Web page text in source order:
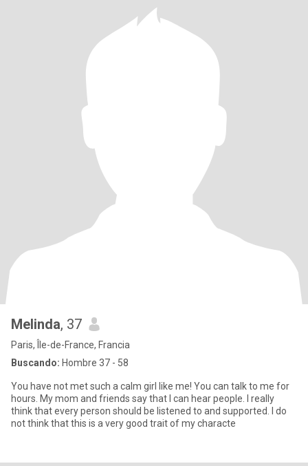
Melinda, 37
Paris, Île-de-France, Francia
Buscando: Hombre 37 - 58
You have not met such a calm girl like me! You can talk to me for
hours. My mom and friends say that I can hear people. I really
think that every person should be listened to and supported. I do
not think that this is a very good trait of my characte